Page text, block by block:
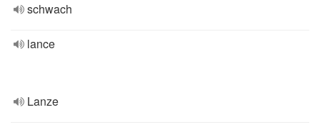
schwach
lance
Lanze